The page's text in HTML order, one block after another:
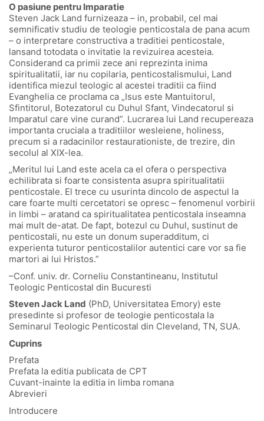
O pasiune pentru Imparatie
Steven Jack Land furnizeaza – in, probabil, cel mai
semnificativ studiu de teologie penticostala de pana acum
– o interpretare constructiva a traditiei penticostale,
lansand totodata o invitatie la revizuirea acesteia.
Considerand ca primii zece ani reprezinta inima
spiritualitatii, iar nu copilaria, penticostalismului, Land
identifica miezul teologic al acestei traditii ca fiind
Evanghelia ce proclama ca „Isus este Mantuitorul,
Sfintitorul, Botezatorul cu Duhul Sfant, Vindecatorul si
Imparatul care vine curand”. Lucrarea lui Land recupereaza
importanta cruciala a traditiilor wesleiene, holiness,
precum si a radacinilor restaurationiste, de trezire, din
secolul al XIX-lea.
„Meritul lui Land este acela ca el ofera o perspectiva
echilibrata si foarte consistenta asupra spiritualitatii
penticostale. El trece cu usurinta dincolo de aspectul la
care foarte multi cercetatori se opresc – fenomenul vorbirii
in limbi – aratand ca spiritualitatea penticostala inseamna
mai mult de-atat. De fapt, botezul cu Duhul, sustinut de
penticostali, nu este un donum superadditum, ci
experienta tuturor penticostalilor autentici care vor sa fie
martori ai lui Hristos.”
–Conf. univ. dr. Corneliu Constantineanu, Institutul
Teologic Penticostal din Bucuresti
Steven Jack Land (PhD, Universitatea Emory) este
presedinte si profesor de teologie penticostala la
Seminarul Teologic Penticostal din Cleveland, TN, SUA.
Cuprins
Prefata
Prefata la editia publicata de CPT
Cuvant-inainte la editia in limba romana
Abrevieri
Introducere